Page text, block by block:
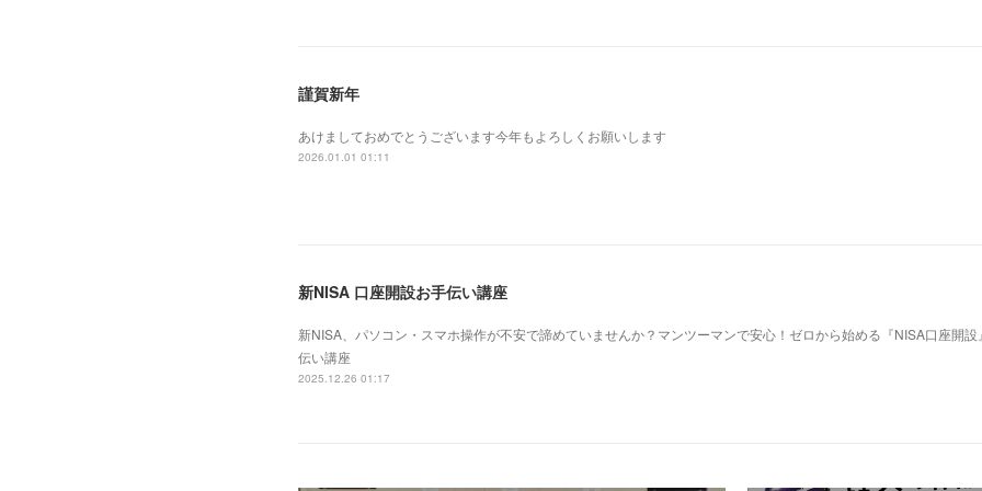
謹賀新年
あけましておめでとうございます今年もよろしくお願いします
2026.01.01 01:11
新NISA 口座開設お手伝い講座
新NISA、パソコン・スマホ操作が不安で諦めていませんか？マンツーマンで安心！ゼロから始める『NISA口座開設
伝い講座
2025.12.26 01:17